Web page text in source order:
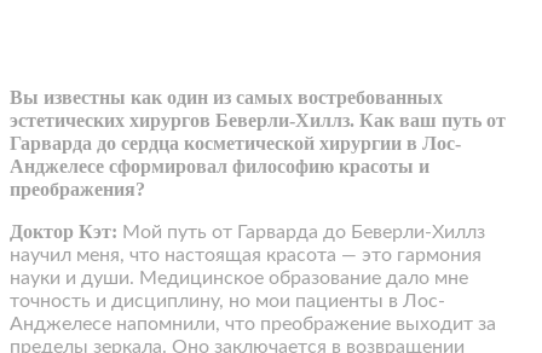
Вы известны как один из самых востребованных
эстетических хирургов Беверли-Хиллз. Как ваш путь от
Гарварда до сердца косметической хирургии в Лос-
Анджелесе сформировал философию красоты и
преображения?
Доктор Кэт: Мой путь от Гарварда до Беверли-Хиллз
научил меня, что настоящая красота — это гармония
науки и души. Медицинское образование дало мне
точность и дисциплину, но мои пациенты в Лос-
Анджелесе напомнили, что преображение выходит за
пределы зеркала. Оно заключается в возвращении